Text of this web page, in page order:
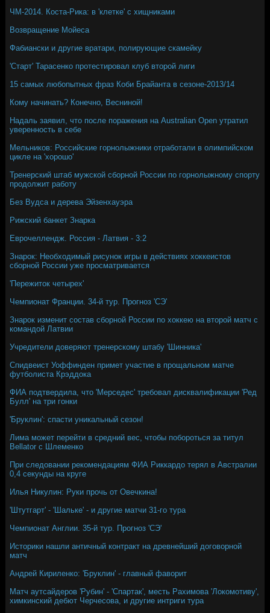
ЧМ-2014. Коста-Рика: в 'клетке' с хищниками
Возвращение Мойеса
Фабиански и другие вратари, полирующие скамейку
'Старт' Тарасенко протестировал клуб второй лиги
15 самых любопытных фраз Коби Брайанта в сезоне-2013/14
Кому начинать? Конечно, Весниной!
Надаль заявил, что после поражения на Australian Open утратил
уверенность в себе
Мельников: Российские горнолыжники отработали в олимпийском
цикле на 'хорошо'
Тренерский штаб мужской сборной России по горнолыжному спорту
продолжит работу
Без Вудса и дерева Эйзенхауэра
Рижский банкет Знарка
Еврочеллендж. Россия - Латвия - 3:2
Знарок: Необходимый рисунок игры в действиях хоккеистов
сборной России уже просматривается
'Пережиток четырех'
Чемпионат Франции. 34-й тур. Прогноз 'СЭ'
Знарок изменит состав сборной России по хоккею на второй матч с
командой Латвии
Учредители доверяют тренерскому штабу 'Шинника'
Спидвеист Уоффинден примет участие в прощальном матче
футболиста Крэддока
ФИА подтвердила, что 'Мерседес' требовал дисквалификации 'Ред
Булл' на три гонки
'Бруклин': спасти уникальный сезон!
Лима может перейти в средний вес, чтобы побороться за титул
Bellator с Шлеменко
При следовании рекомендациям ФИА Риккардо терял в Австралии
0,4 секунды на круге
Илья Никулин: Руки прочь от Овечкина!
'Штутгарт' - 'Шальке' - и другие матчи 31-го тура
Чемпионат Англии. 35-й тур. Прогноз 'СЭ'
Историки нашли античный контракт на древнейший договорной
матч
Андрей Кириленко: 'Бруклин' - главный фаворит
Матч аутсайдеров 'Рубин' - 'Спартак', месть Рахимова 'Локомотиву',
химкинский дебют Черчесова, и другие интриги тура